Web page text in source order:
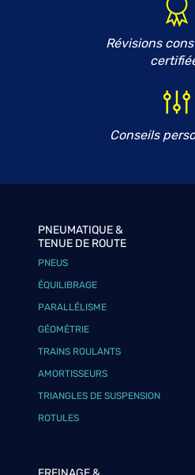
Révisions
Conseils
PNEUMATIQUE &
TENUE DE ROUTE
PNEUS
ÉQUILIBRAGE
PARALLÉLISME
GÉOMÉTRIE
TRAINS ROULANTS
AMORTISSEURS
TRIANGLES DE SUSPENSION
ROTULES